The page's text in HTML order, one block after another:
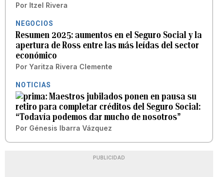
Por Itzel Rivera
NEGOCIOS
Resumen 2025: aumentos en el Seguro Social y la
apertura de Ross entre las más leídas del sector
económico
Por Yaritza Rivera Clemente
NOTICIAS
Maestros jubilados ponen en pausa su
retiro para completar créditos del Seguro Social:
“Todavía podemos dar mucho de nosotros”
Por Génesis Ibarra Vázquez
PUBLICIDAD